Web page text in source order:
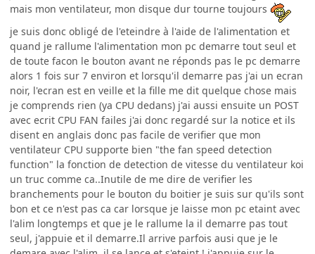
mais mon ventilateur, mon disque dur tourne toujours
je suis donc obligé de l'eteindre à l'aide de l'alimentation et
quand je rallume l'alimentation mon pc demarre tout seul et
de toute facon le bouton avant ne réponds pas le pc demarre
alors 1 fois sur 7 environ et lorsqu'il demarre pas j'ai un ecran
noir, l'ecran est en veille et la fille me dit quelque chose mais
je comprends rien (ya CPU dedans) j'ai aussi ensuite un POST
avec ecrit CPU FAN failes j'ai donc regardé sur la notice et ils
disent en anglais donc pas facile de verifier que mon
ventilateur CPU supporte bien "the fan speed detection
function" la fonction de detection de vitesse du ventilateur koi
un truc comme ca..Inutile de me dire de verifier les
branchements pour le bouton du boitier je suis sur qu'ils sont
bon et ce n'est pas ca car lorsque je laisse mon pc etaint avec
l'alim longtemps et que je le rallume la il demarre pas tout
seul, j'appuie et il demarre.Il arrive parfois ausi que je le